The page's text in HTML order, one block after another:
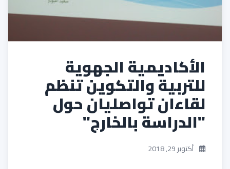
الأكاديمية الجهوية
للتربية والتكوين تنظم
لقاءان تواصليان حول
"الدراسة بالخارج"
أكتوبر 29, 2018